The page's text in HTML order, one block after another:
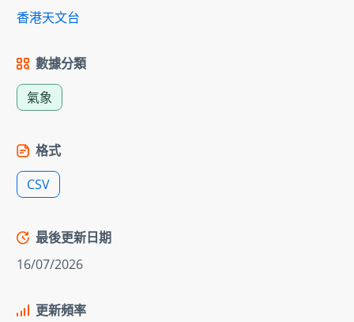
香港天文台
數據分類
氣象
格式
CSV
最後更新日期
16/07/2026
更新頻率